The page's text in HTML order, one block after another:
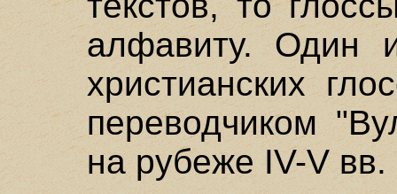
алфавиту. Один
христианских
переводчиком
на рубеже IV-V вв.